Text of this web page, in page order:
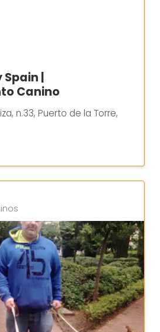
|
Canino
n.33, Puerto de la Torre,